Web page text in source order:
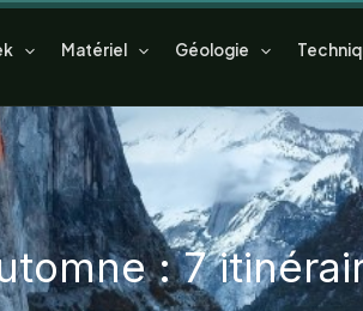
Matériel Géologie
: 7